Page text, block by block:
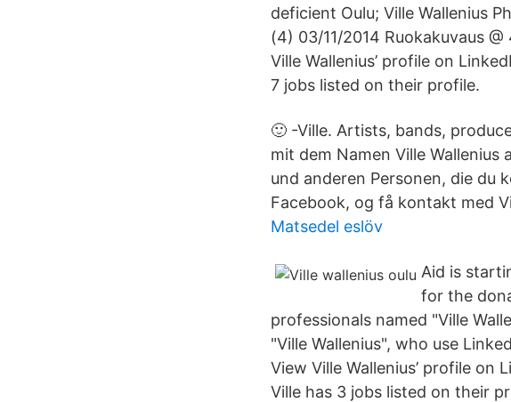
deficient Oulu; Ville Wallenius
(4) 03/11/2014 Ruokakuvaus
Ville Wallenius’ profile on
7 jobs listed on their profile.
🙂 -Ville. Artists, bands,
mit dem Namen Ville Wallenius
und anderen Personen, die du
Facebook, og få kontakt med
Matsedel eslöv
Aid is
for the
professionals named "Ville
"Ville Wallenius", who use
View Ville Wallenius’ profile on
Ville has 3 jobs listed on their